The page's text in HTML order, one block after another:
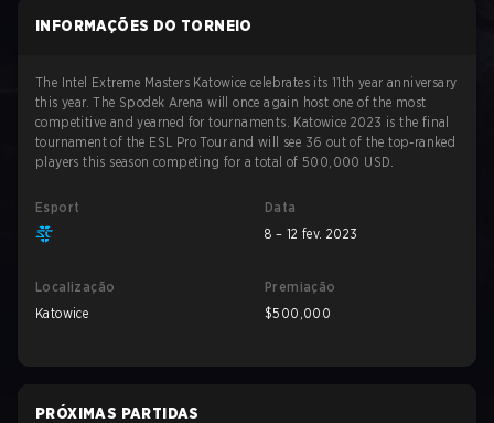
INFORMAÇÕES DO TORNEIO
The Intel Extreme Masters Katowice celebrates its 11th year anniversary
this year. The Spodek Arena will once again host one of the most
competitive and yearned for tournaments. Katowice 2023 is the final
tournament of the ESL Pro Tour and will see 36 out of the top-ranked
players this season competing for a total of 500,000 USD.
Esport
Data
8 – 12 fev. 2023
Localização
Katowice
Premiação
$500,000
PRÓXIMAS PARTIDAS